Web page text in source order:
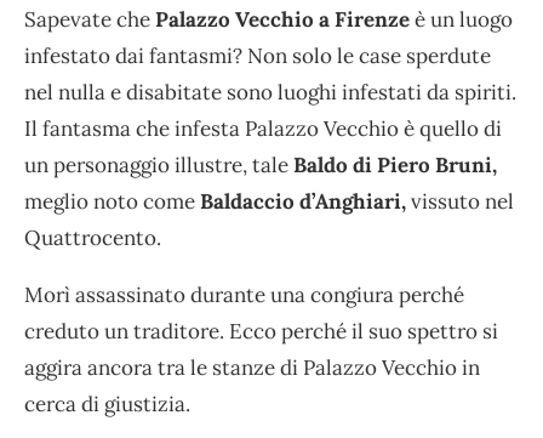
Sapevate chePalazzo Vecchio a Firenzeè un luogo
infestato dai fantasmi? Non solo le case sperdute
nel nulla e disabitate sono luoghi infestati da spiriti.
Il fantasma che infesta Palazzo Vecchio è quello di
un personaggio illustre, taleBaldo di Piero Bruni,
meglio noto comeBaldaccio d’Anghiari,vissuto nel
Quattrocento.
Morì assassinato durante una congiura perché
creduto un traditore. Ecco perché il suo spettro si
aggira ancora tra le stanze di Palazzo Vecchio in
cerca di giustizia.